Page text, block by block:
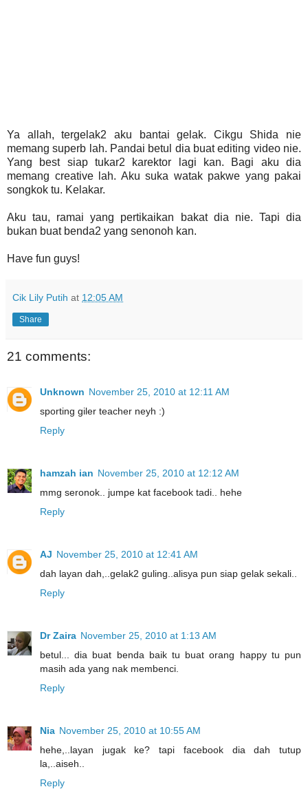
Ya allah, tergelak2 aku bantai gelak. Cikgu Shida nie
memang superb lah. Pandai betul dia buat editing video nie.
Yang best siap tukar2 karektor lagi kan. Bagi aku dia
memang creative lah. Aku suka watak pakwe yang pakai
songkok tu. Kelakar.
Aku tau, ramai yang pertikaikan bakat dia nie. Tapi dia
bukan buat benda2 yang senonoh kan.
Have fun guys!
Cik Lily Putih at 12:05 AM
Share
21 comments:
Unknown November 25, 2010 at 12:11 AM
sporting giler teacher neyh :)
Reply
hamzah ian November 25, 2010 at 12:12 AM
mmg seronok.. jumpe kat facebook tadi.. hehe
Reply
AJ November 25, 2010 at 12:41 AM
dah layan dah,..gelak2 guling..alisya pun siap gelak sekali..
Reply
Dr Zaira November 25, 2010 at 1:13 AM
betul... dia buat benda baik tu buat orang happy tu pun
masih ada yang nak membenci.
Reply
Nia November 25, 2010 at 10:55 AM
hehe,..layan jugak ke? tapi facebook dia dah tutup
la,..aiseh..
Reply